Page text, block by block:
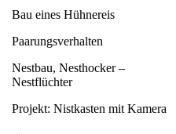
Bau eines Hühnereis
Paarungsverhalten
Nestbau, Nesthocker –
Nestflüchter
Projekt: Nistkasten mit Kamera